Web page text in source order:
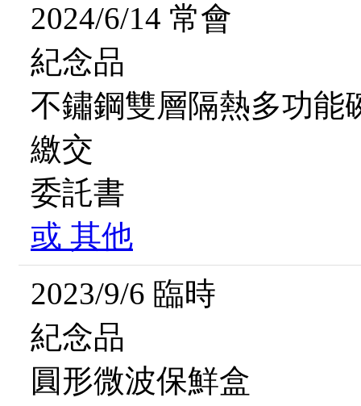
2024/6/14 常會
紀念品
不鏽鋼雙層隔熱多功能
繳交
委託書
或 其他
2023/9/6 臨時
紀念品
圓形微波保鮮盒